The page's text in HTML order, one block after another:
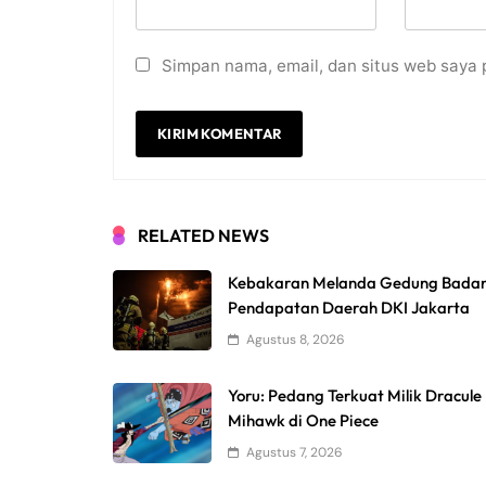
Simpan nama, email, dan situs web
RELATED NEWS
Kebakaran Melanda Gedung
Pendapatan Daerah DKI Jakarta
Agustus 8, 2026
Yoru: Pedang Terkuat Milik Dracule
Mihawk di One Piece
Agustus 7, 2026